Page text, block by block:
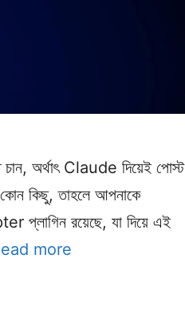
অর্থাৎ Claude দিয়েই পোস্ট
কোন কিছু, তাহলে আপনাকে
রয়েছে, যা দিয়ে এই
more